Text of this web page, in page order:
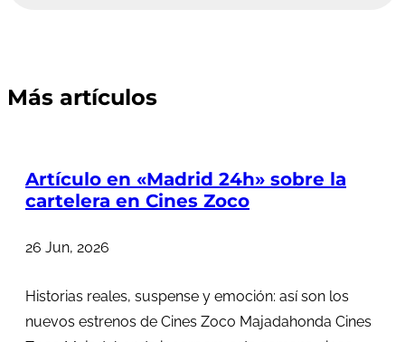
Más artículos
Artículo en «Madrid 24h» sobre la
cartelera en Cines Zoco
26 Jun, 2026
Historias reales, suspense y emoción: así son los
nuevos estrenos de Cines Zoco Majadahonda Cines